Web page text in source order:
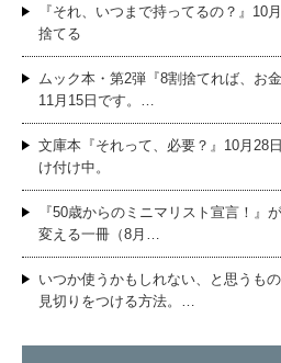
『それ、いつまで持ってるの？』10
捨てる
ムック本・第2弾『8割捨てれば、お
11月15日です。…
文庫本『それって、必要？』10月28
け付け中。
『50歳からのミニマリスト宣言！』
変える一冊（8月…
いつか使うかもしれない、と思うも
見切りをつける方法。…